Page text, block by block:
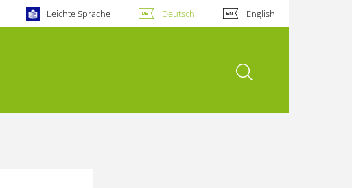
Leichte Sprache Deutsch English
Suche öffnen